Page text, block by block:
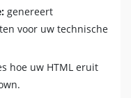
genereert
voor uw technische
hoe uw HTML eruit